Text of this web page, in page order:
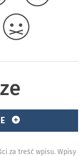
za treść wpisu. Wpisy